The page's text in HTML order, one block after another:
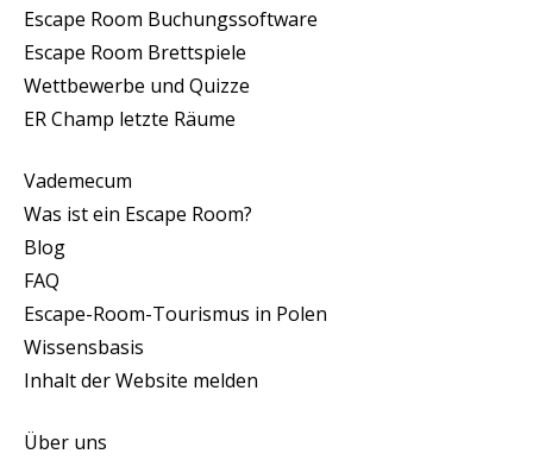
Escape Room Buchungssoftware
Escape Room Brettspiele
Wettbewerbe und Quizze
ER Champ letzte Räume
Vademecum
Was ist ein Escape Room?
Blog
FAQ
Escape-Room-Tourismus in Polen
Wissensbasis
Inhalt der Website melden
Über uns